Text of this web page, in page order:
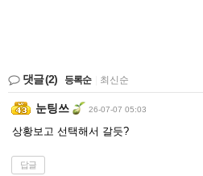
댓글(2) 등록순 최신순
눈팅쓰 26-07-07 05:03
상황보고 선택해서 갈듯?
답글